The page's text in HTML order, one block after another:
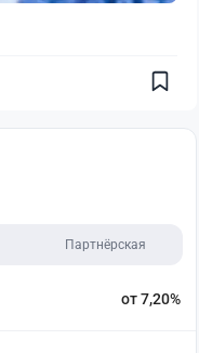
Партнёрская
от 7,20%